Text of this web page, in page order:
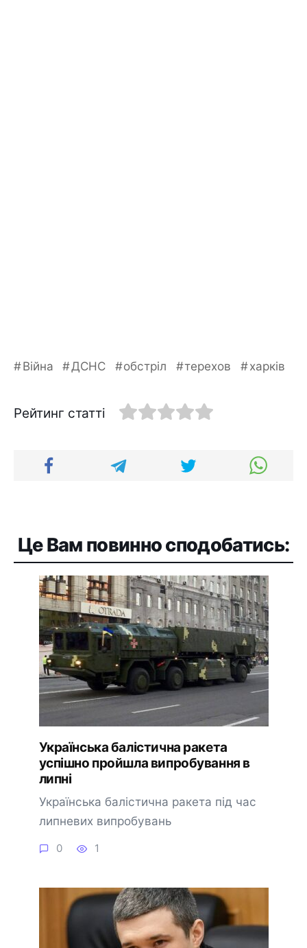
Війна ДСНС обстріл терехов харків
Рейтинг статті
Це Вам повинно сподобатись:
Українська балістична ракета
успішно пройшла випробування в
липні
Українська балістична ракета під час
липневих випробувань
0 1